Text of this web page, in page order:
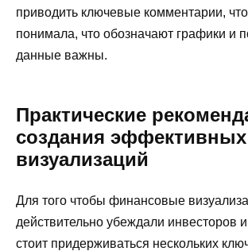
приводить ключевые комментарии,
понимала, что обозначают графики и
данные важны.
Практические
создания эффективных
визуализаций
Для того чтобы финансовые
действительно убеждали инвесторов
стоит придерживаться нескольких